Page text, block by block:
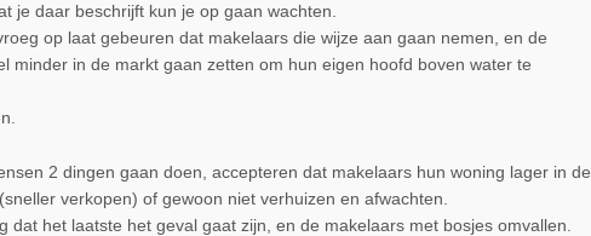
je daar beschrijft kun je op gaan wachten.
op laat gebeuren dat makelaars die wijze aan gaan nemen, en de
minder in de markt gaan zetten om hun eigen hoofd boven water te
2 dingen gaan doen, accepteren dat makelaars hun woning lager in de
verkopen) of gewoon niet verhuizen en afwachten.
dat het laatste het geval gaat zijn, en de makelaars met bosjes omvallen.